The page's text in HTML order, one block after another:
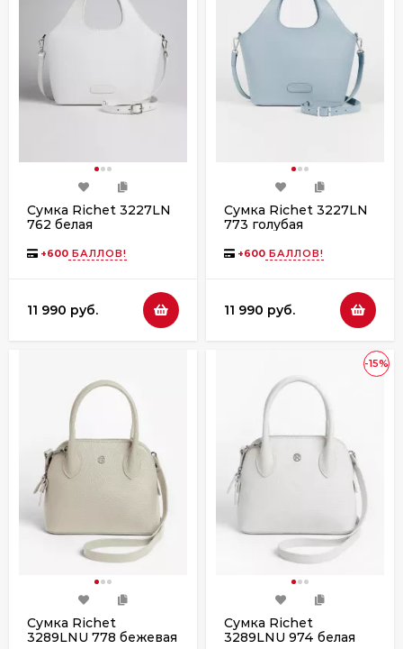
Сумка Richet 3227LN
762 белая
+600 БАЛЛОВ!
11 990 руб.
Сумка Richet 3227LN
773 голубая
+600 БАЛЛОВ!
11 990 руб.
Сумка Richet
3289LNU 778 бежевая
-15%
Сумка Richet
3289LNU 974 белая